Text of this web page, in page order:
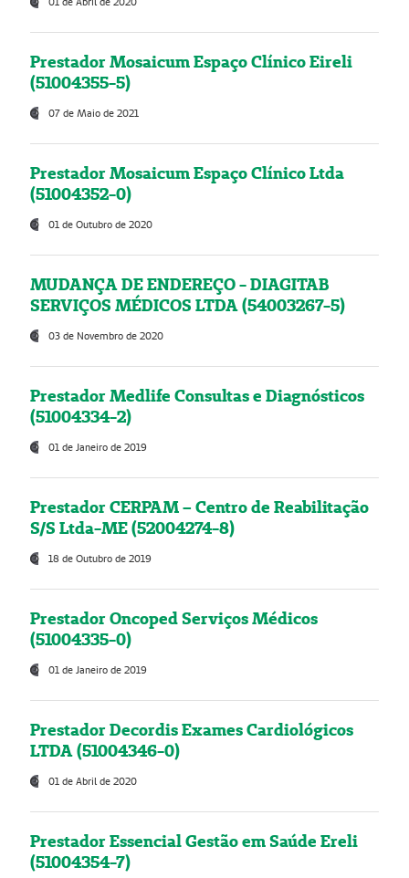
Prestador Mosaicum Espaço Clínico Eireli
(51004355-5)
07 de Maio de 2021
Prestador Mosaicum Espaço Clínico Ltda
(51004352-0)
01 de Outubro de 2020
MUDANÇA DE ENDEREÇO - DIAGITAB
SERVIÇOS MÉDICOS LTDA (54003267-5)
03 de Novembro de 2020
Prestador Medlife Consultas e Diagnósticos
(51004334-2)
01 de Janeiro de 2019
Prestador CERPAM – Centro de Reabilitação
S/S Ltda-ME (52004274-8)
18 de Outubro de 2019
Prestador Oncoped Serviços Médicos
(51004335-0)
01 de Janeiro de 2019
Prestador Decordis Exames Cardiológicos
LTDA (51004346-0)
01 de Abril de 2020
Prestador Essencial Gestão em Saúde Ereli
(51004354-7)